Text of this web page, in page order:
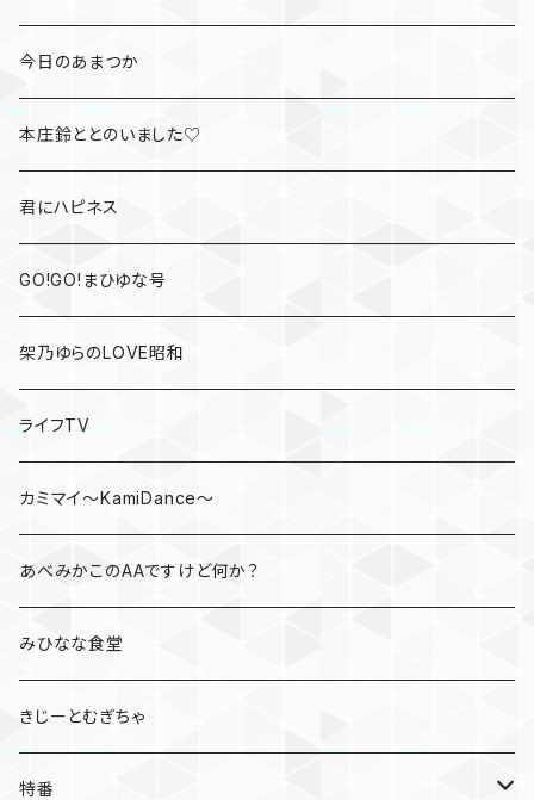
今日のあまつか
本庄鈴ととのいました♡
君にハピネス
GO!GO!まひゆな号
架乃ゆらのLOVE昭和
ライフTV
カミマイ～KamiDance～
あべみかこのAAですけど何か？
みひなな食堂
きじーとむぎちゃ
特番